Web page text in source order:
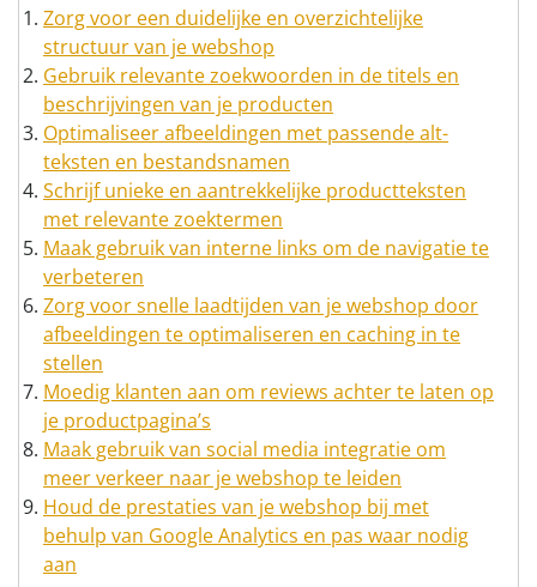
Zorg voor een duidelijke en overzichtelijke
structuur van je webshop
Gebruik relevante zoekwoorden in de titels en
beschrijvingen van je producten
Optimaliseer afbeeldingen met passende alt-
teksten en bestandsnamen
Schrijf unieke en aantrekkelijke productteksten
met relevante zoektermen
Maak gebruik van interne links om de navigatie te
verbeteren
Zorg voor snelle laadtijden van je webshop door
afbeeldingen te optimaliseren en caching in te
stellen
Moedig klanten aan om reviews achter te laten op
je productpagina’s
Maak gebruik van social media integratie om
meer verkeer naar je webshop te leiden
Houd de prestaties van je webshop bij met
behulp van Google Analytics en pas waar nodig
aan